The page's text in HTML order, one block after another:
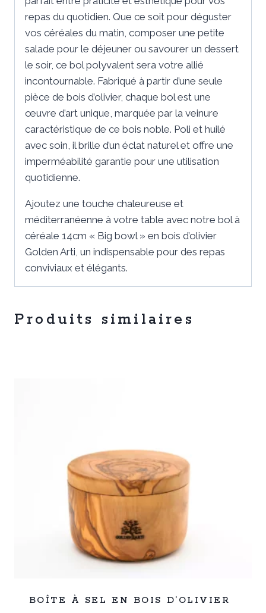
repas du quotidien. Que ce soit pour déguster
vos céréales du matin, composer une petite
salade pour le déjeuner ou savourer un dessert
le soir, ce bol polyvalent sera votre allié
incontournable. Fabriqué à partir d’une seule
pièce de bois d’olivier, chaque bol est une
œuvre d’art unique, marquée par la veinure
caractéristique de ce bois noble. Poli et huilé
avec soin, il brille d’un éclat naturel et offre une
imperméabilité garantie pour une utilisation
quotidienne.
Ajoutez une touche chaleureuse et
méditerranéenne à votre table avec notre bol à
céréale 14cm « Big bowl » en bois d’olivier
Golden Arti, un indispensable pour des repas
conviviaux et élégants.
Produits similaires
-
33
BOÎTE À SEL EN BOIS D’OLIVIER